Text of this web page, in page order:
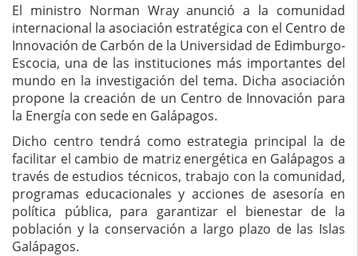
El ministro Norman Wray anunció a la comunidad
internacional la asociación estratégica con el Centro de
Innovación de Carbón de la Universidad de Edimburgo-
Escocia, una de las instituciones más importantes del
mundo en la investigación del tema. Dicha asociación
propone la creación de un Centro de Innovación para
la Energía con sede en Galápagos.
Dicho centro tendrá como estrategia principal la de
facilitar el cambio de matriz energética en Galápagos a
través de estudios técnicos, trabajo con la comunidad,
programas educacionales y acciones de asesoría en
política pública, para garantizar el bienestar de la
población y la conservación a largo plazo de las Islas
Galápagos.